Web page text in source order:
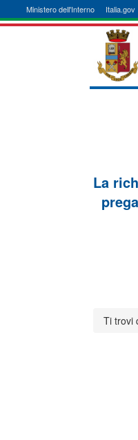
Ministero dell'Interno Italia.gov
La
Ti trovi